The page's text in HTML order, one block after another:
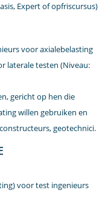
Expert of opfriscursus)
voor axialebelasting
laterale testen (Niveau:
gericht op hen die
willen gebruiken en
geotechnici.
voor test ingenieurs